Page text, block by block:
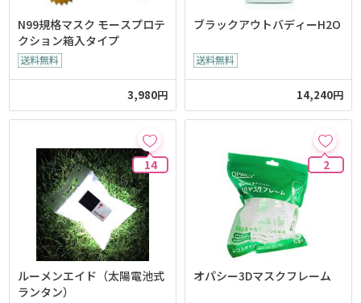
N99規格マスク モースプロテ
クション箱入タイプ
3,980円
ブラックアウトバディーH2O
14,240円
14
ルーメンエイド（太陽電池式
ランタン）
2
オパシー3Dマスクフレーム